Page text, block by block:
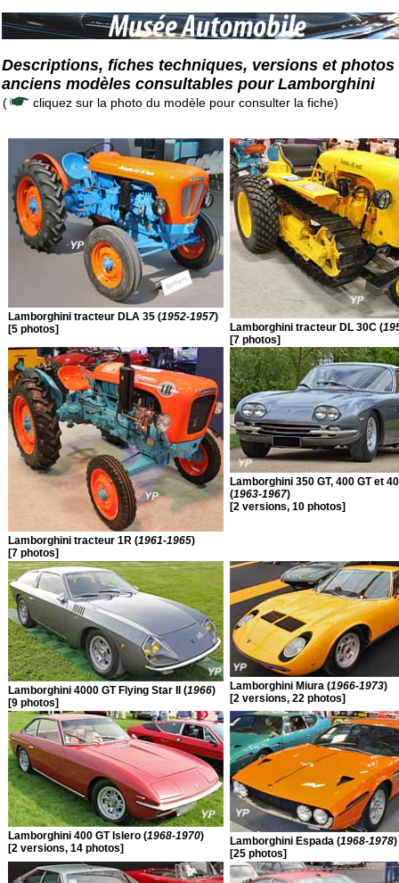
Descriptions, fiches techniques, versions et photos
anciens modèles consultables pour Lamborghini
( cliquez sur la photo du modèle pour consulter la fiche)
Lamborghini tracteur DLA 35 (1952-1957)
[5 photos]
Lamborghini tracteur DL 30C (
[7 photos]
Lamborghini tracteur 1R (1961-1965)
[7 photos]
Lamborghini 350 GT, 400 GT et
(1963-1967)
[2 versions, 10 photos]
Lamborghini 4000 GT Flying Star II (1966)
[9 photos]
Lamborghini Miura (1966-1973)
[2 versions, 22 photos]
Lamborghini 400 GT Islero (1968-1970)
[2 versions, 14 photos]
Lamborghini Espada (1968-1978)
[25 photos]